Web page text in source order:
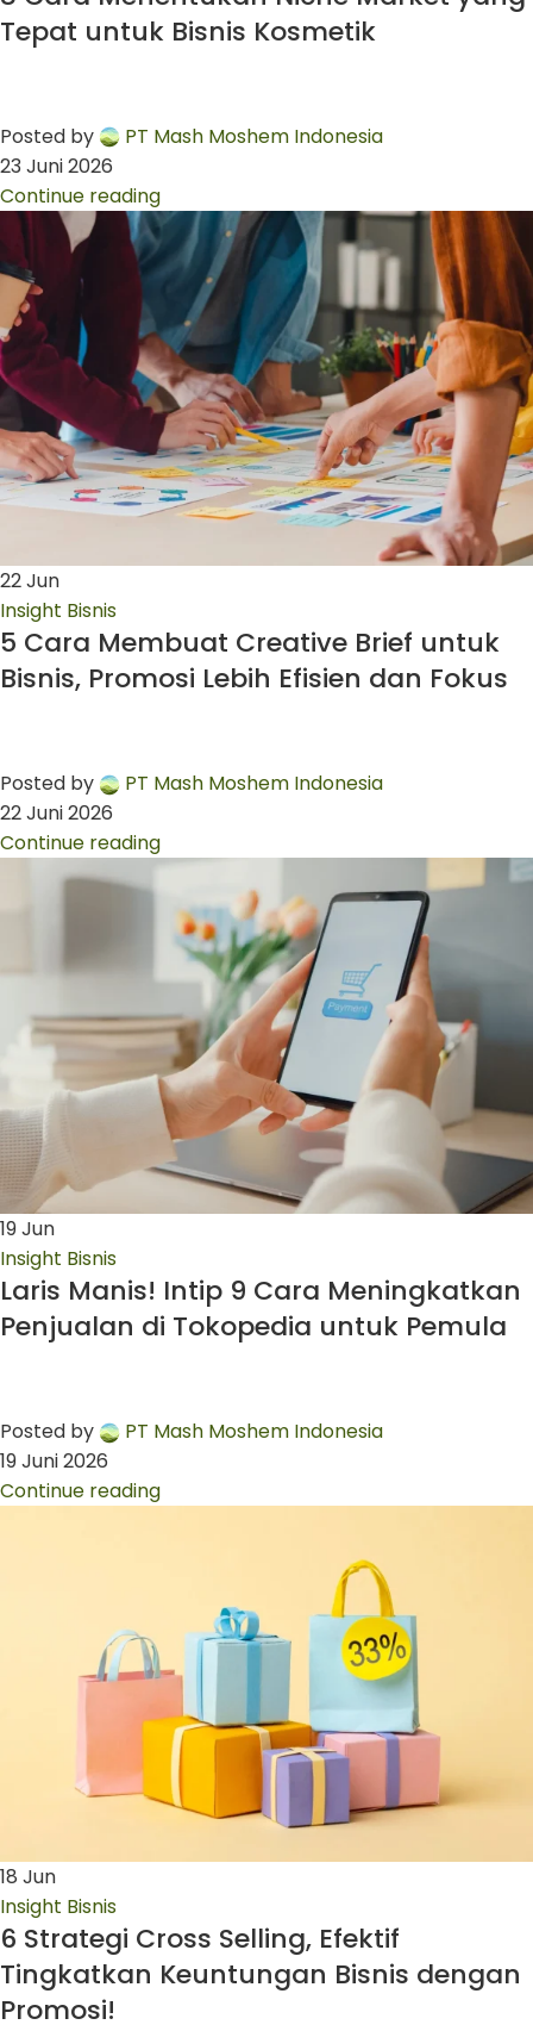
Tepat untuk Bisnis Kosmetik
Posted by
PT Mash Moshem Indonesia
23 Juni 2026
Continue reading
22Jun
Insight Bisnis
5 Cara Membuat Creative Brief untuk
Bisnis, Promosi Lebih Efisien dan Fokus
Posted by
PT Mash Moshem Indonesia
22 Juni 2026
Continue reading
19Jun
Insight Bisnis
Laris Manis! Intip 9 Cara Meningkatkan
Penjualan di Tokopedia untuk Pemula
Posted by
PT Mash Moshem Indonesia
19 Juni 2026
Continue reading
18 Jun
Insight Bisnis
6 Strategi Cross Selling, Efektif
Tingkatkan Keuntungan Bisnis dengan
Promosi!